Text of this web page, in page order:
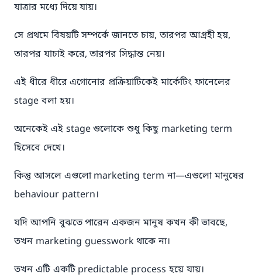
যাত্রার মধ্যে দিয়ে যায়।
সে প্রথমে বিষয়টি সম্পর্কে জানতে চায়, তারপর আগ্রহী হয়,
তারপর যাচাই করে, তারপর সিদ্ধান্ত নেয়।
এই ধীরে ধীরে এগোনোর প্রক্রিয়াটিকেই মার্কেটিং ফানেলের
stage বলা হয়।
অনেকেই এই stage গুলোকে শুধু কিছু marketing term
হিসেবে দেখে।
কিন্তু আসলে এগুলো marketing term না—এগুলো মানুষের
behaviour pattern।
যদি আপনি বুঝতে পারেন একজন মানুষ কখন কী ভাবছে,
তখন marketing guesswork থাকে না।
তখন এটি একটি predictable process হয়ে যায়।